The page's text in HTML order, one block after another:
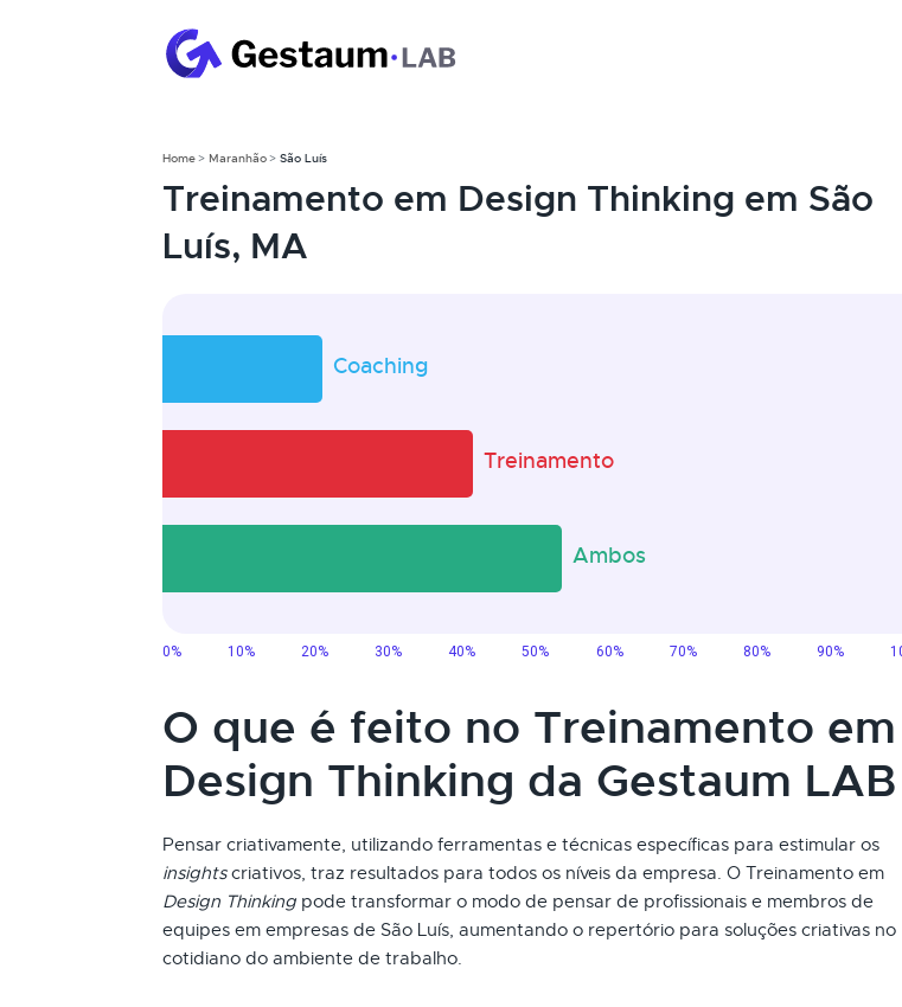
Home Maranhão São Luís
Treinamento em Design Thinking em São
Luís, MA
O que é feito no Treinamento em
Design Thinking da Gestaum LAB
Pensar criativamente, utilizando ferramentas e técnicas específicas para estimular os
insightscriativos, traz resultados para todos os níveis da empresa. O Treinamento em
Design Thinking pode transformar o modo de pensar de profissionais e membros de
equipes em empresas de São Luís, aumentando o repertório para soluções criativas no
cotidiano do ambiente de trabalho.